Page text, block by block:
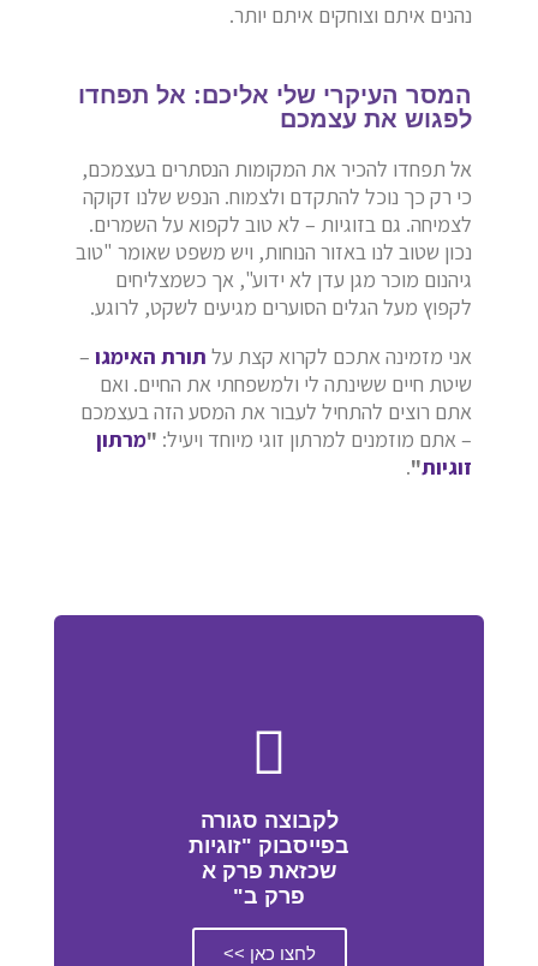
נהנים איתם וצוחקים איתם יותר.
המסר העיקרי שלי אליכם: אל תפחדו
לפגוש את עצמכם
אל תפחדו להכיר את המקומות הנסתרים בעצמכם,
כי רק כך נוכל להתקדם ולצמוח. הנפש שלנו זקוקה
לצמיחה. גם בזוגיות – לא טוב לקפוא על השמרים.
נכון שטוב לנו באזור הנוחות, ויש משפט שאומר "טוב
גיהנום מוכר מגן עדן לא ידוע", אך כשמצליחים
לקפוץ מעל הגלים הסוערים מגיעים לשקט, לרוגע.
אני מזמינה אתכם לקרוא קצת על תורת האימגו–
שיטת חיים ששינתה לי ולמשפחתי את החיים. ואם
אתם רוצים להתחיל לעבור את המסע הזה בעצמכם
– אתם מוזמנים למרתון זוגי מיוחד ויעיל: "מרתון
זוגיות"
.
לקבוצה סגורה
בפייסבוק "זוגיות
שכזאת פרק א
פרק ב"
לחצו כאן >>